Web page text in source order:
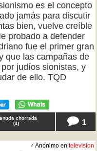
es el concepto
jamás para discutir
bien, vuelve creíble
probado a defender
fue el primer gran
que las campañas de
judíos sionistas, y
de ello. TQD
chorrada
(4) 1
♂ Anónimo en television